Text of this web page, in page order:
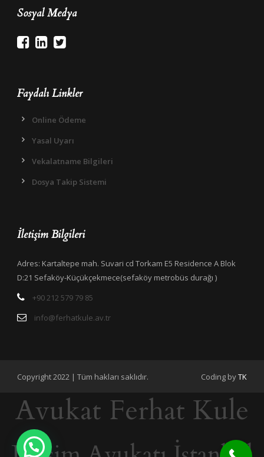
Sosyal Medya
Faydalı Linkler
Online Ödeme
Yasal Uyarı
Vekalatname Bilgileri
Dosya Takip Sistemi
İletişim Bilgileri
Adres: Kartaltepe mah. Suvari cd Torkam E5 Residence A Blok
D:21 Sefaköy-Küçükçekmece(sefaköy metrobüs durağı )
+90 212 579 79 85
info@ferhatkule.av.tr
Copyright 2022 | Tüm hakları saklıdır. Coding byTK
Avukat Ferhat Kule